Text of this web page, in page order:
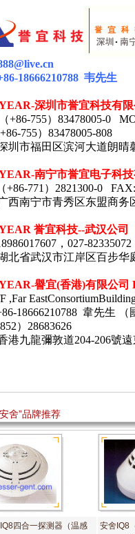
18666210788 韦先生
深圳市誉宜科技有
+86-755） 83478005-0
+86-755） 83478005-808
圳市福田区滨河大道朗晴
南宁市誉宜电子科
+86-771 ） 2821300-0 FAX:
西南宁市青秀区东盟商务
誉宜科技--武汉公司
，027-82335072
北省武汉市江岸区百步华
譽宜(香港)有限公司
,Far
18666210788 韋先生
）28683626
港九龍彌敦道204-206號
舍”品牌推荐
四合一探测器（温感
安舍IQ8